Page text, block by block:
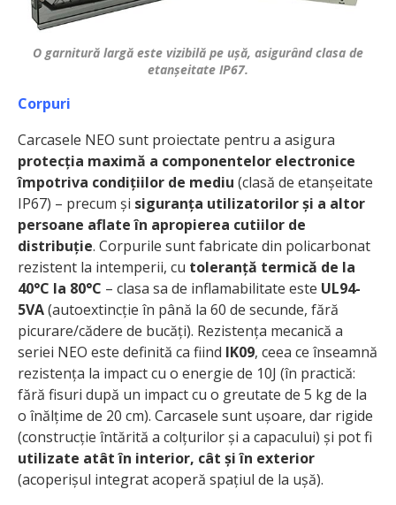
O garnitură largă este vizibilă pe ușă, asigurând clasa de
etanșeitate IP67.
Corpuri
Carcasele NEO sunt proiectate pentru a asigura
protecția maximă a componentelor electronice
împotriva condițiilor de mediu (clasă de etanșeitate
IP67) – precum și siguranța utilizatorilor și a altor
persoane aflate în apropierea cutiilor de
distribuție. Corpurile sunt fabricate din policarbonat
rezistent la intemperii, cu toleranță termică de la
40°C la 80°C – clasa sa de inflamabilitate este UL94-
5VA(autoextincție în până la 60 de secunde, fără
picurare/cădere de bucăți). Rezistența mecanică a
seriei NEO este definită ca fiind IK09, ceea ce înseamnă
rezistența la impact cu o energie de 10J (în practică:
fără fisuri după un impact cu o greutate de 5 kg de la
o înălțime de 20 cm). Carcasele sunt ușoare, dar rigide
(construcție întărită a colțurilor și a capacului) și pot fi
utilizate atât în interior, cât și în exterior
(acoperișul integrat acoperă spațiul de la ușă).